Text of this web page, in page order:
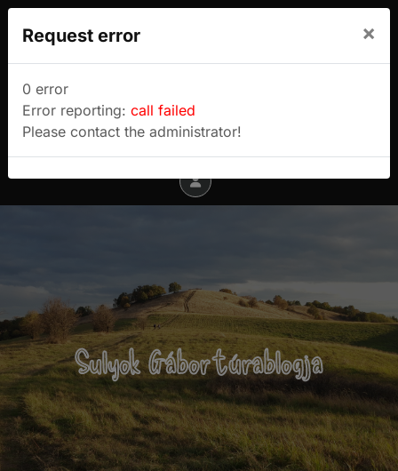
Sulyok Gábor túrablogja
Menu
Sulyok Gábor túrablogja
Request error ×
0 error
Error reporting: call failed
Please contact the administrator!